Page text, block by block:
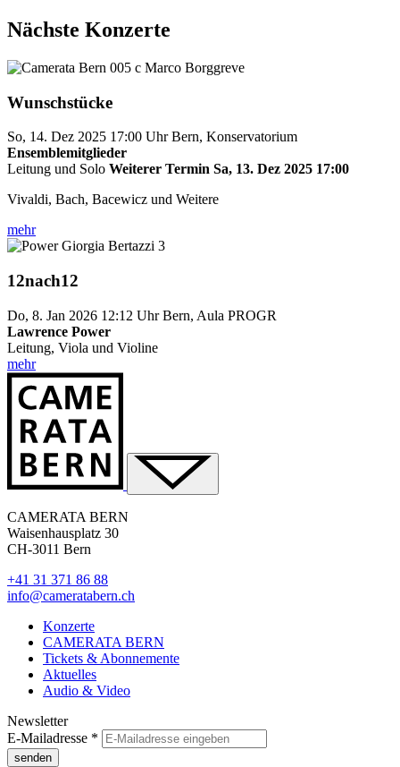
Nächste Konzerte
Wunschstücke
So, 14. Dez 2025 17:00 UhrBern, Konservatorium
Ensemblemitglieder
Leitung und Solo Weiterer Termin Sa, 13. Dez 2025 17:00
Vivaldi, Bach, Bacewicz und Weitere
mehr
12nach12
Do, 8. Jan 2026 12:12 UhrBern, Aula PROGR
Lawrence Power
Leitung, Viola und Violine
mehr
CAMERATA BERN
Waisenhausplatz 30
CH-3011 Bern
+41 31 371 86 88
info@cameratabern.ch
Konzerte
CAMERATA BERN
Tickets & Abonnemente
Aktuelles
Audio & Video
Newsletter
E-Mailadresse *